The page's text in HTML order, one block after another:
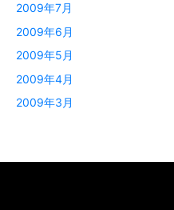
2009年7月
2009年6月
2009年5月
2009年4月
2009年3月